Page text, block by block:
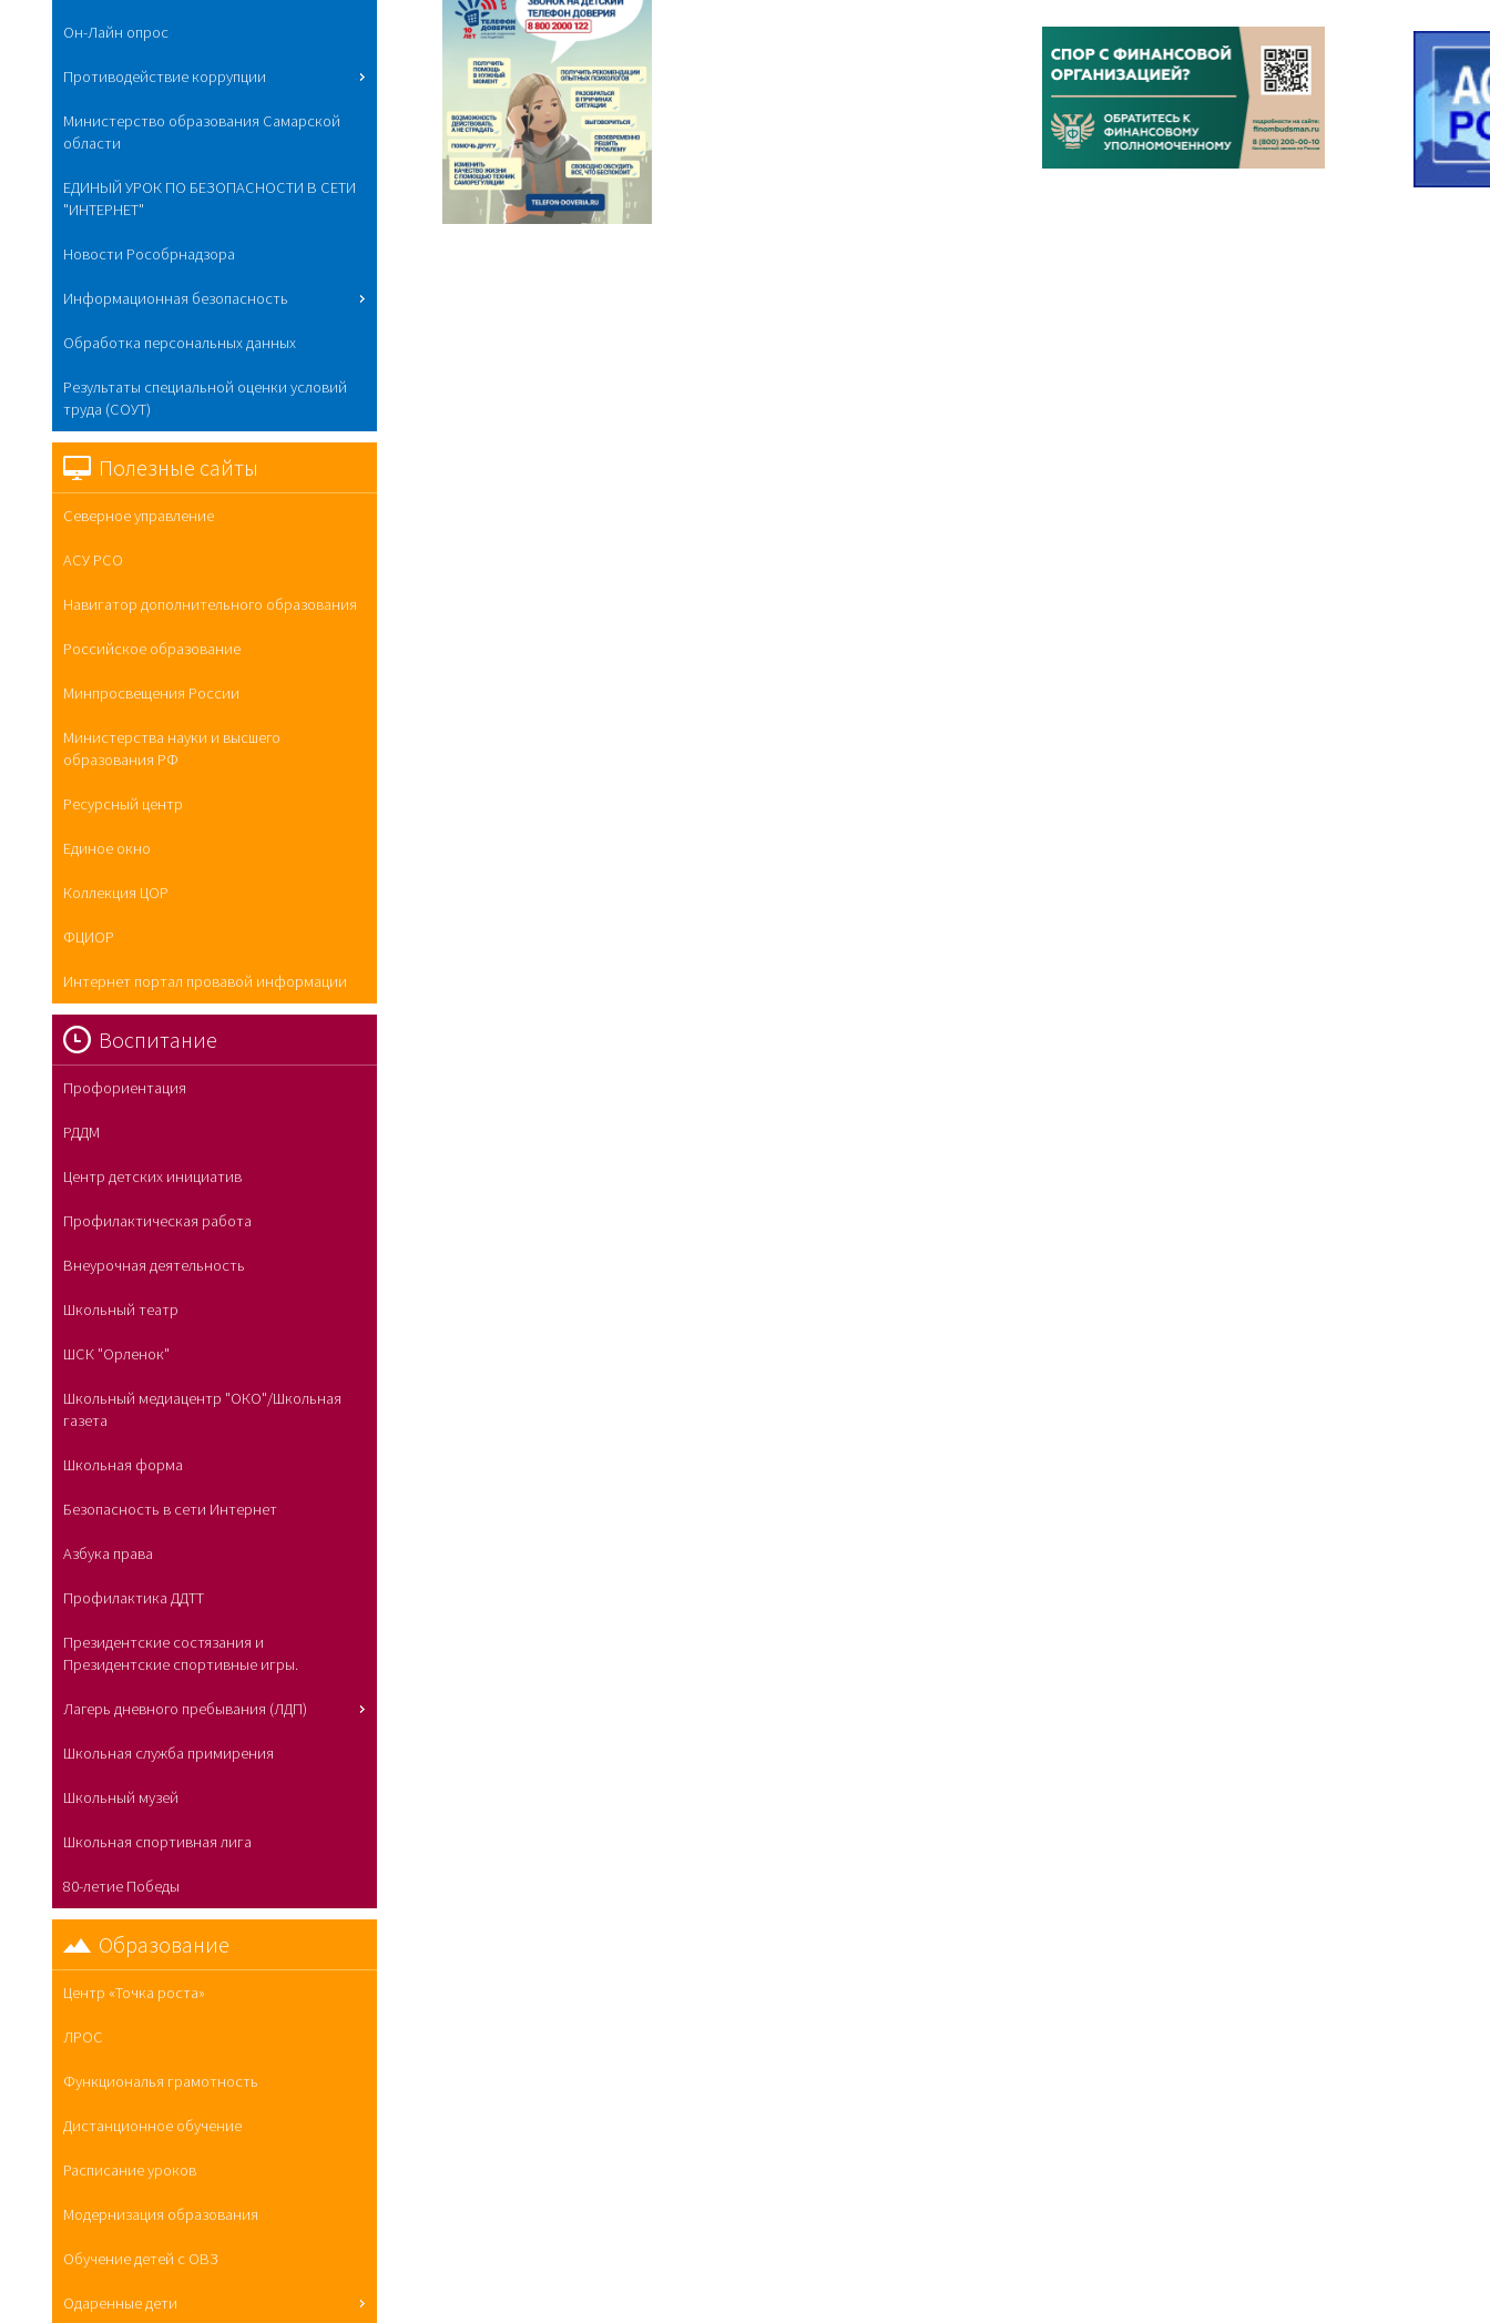
Он-Лайн опрос
Противодействие коррупции
Министерство образования Самарской
области
ЕДИНЫЙ УРОК ПО БЕЗОПАСНОСТИ В СЕТИ
"ИНТЕРНЕТ"
Новости Рособрнадзора
Информационная безопасность
Обработка персональных данных
Результаты специальной оценки условий
труда (СОУТ)
Полезные сайты
Северное управление
АСУ РСО
Навигатор дополнительного образования
Российское образование
Минпросвещения России
Министерства науки и высшего
образования РФ
Ресурсный центр
Единое окно
Коллекция ЦОР
ФЦИОР
Интернет портал провавой информации
Воспитание
Профориентация
РДДМ
Центр детских инициатив
Профилактическая работа
Внеурочная деятельность
Школьный театр
ШСК "Орленок"
Школьный медиацентр "ОКО"/Школьная
газета
Школьная форма
Безопасность в сети Интернет
Азбука права
Профилактика ДДТТ
Президентские состязания и
Президентские спортивные игры.
Лагерь дневного пребывания (ЛДП)
Школьная служба примирения
Школьный музей
Школьная спортивная лига
80-летие Победы
Образование
Центр «Точка роста»
ЛРОС
Функциональя грамотность
Дистанционное обучение
Расписание уроков
Модернизация образования
Обучение детей с ОВЗ
Одаренные дети